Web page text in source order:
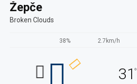
Žepče
Broken Clouds
38% 2.7km/h
31°